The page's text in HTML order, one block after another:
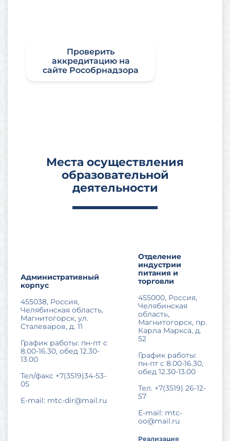
Проверить
аккредитацию на
сайте Рособрнадзора
Места осуществления
образовательной
деятельности
Административный
корпус
455038, Россия,
Челябинская область,
Магнитогорск, ул.
Сталеваров, д. 11
График работы: пн-пт с
8.00-16.30, обед 12.30-
13.00
Тел/факс +7(3519)34-53-
05
E-mail: mtc-dir@mail.ru
Отделение
индустрии
питания и
торговли
455000, Россия,
Челябинская
область,
Магнитогорск, пр.
Карла Маркса, д.
52
График работы:
пн-пт с 8.00-16.30,
обед 12.30-13.00
Тел. +7(3519) 26-12-
57
E-mail: mtc-
oo@mail.ru
Реализация